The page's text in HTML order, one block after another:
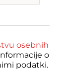
osebnih
o
podatki.